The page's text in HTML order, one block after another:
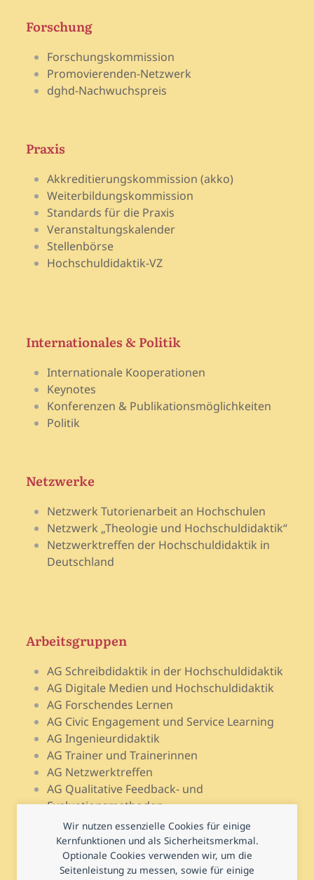
Wir nutzen essenzielle Cookies für einige
Kernfunktionen und als Sicherheitsmerkmal.
Optionale Cookies verwenden wir, um die
Seitenleistung zu messen, sowie für einige
Forschung
Forschungskommission
Promovierenden-Netzwerk
dghd-Nachwuchspreis
Praxis
Akkreditierungskommission (akko)
Weiterbildungskommission
Standards für die Praxis
Veranstaltungskalender
Stellenbörse
Hochschuldidaktik-VZ
Internationales & Politik
Internationale Kooperationen
Keynotes
Konferenzen & Publikationsmöglichkeiten
Politik
Netzwerke
Netzwerk Tutorienarbeit an Hochschulen
Netzwerk „Theologie und Hochschuldidaktik“
Netzwerktreffen der Hochschuldidaktik in
Deutschland
Arbeitsgruppen
AG Schreibdidaktik in der Hochschuldidaktik
AG Digitale Medien und Hochschuldidaktik
AG Forschendes Lernen
AG Civic Engagement und Service Learning
AG Ingenieurdidaktik
AG Trainer und Trainerinnen
AG Netzwerktreffen
AG Qualitative Feedback- und
Evaluationsmethoden
AG Open Teach Ware – Lehrportale
AG Psychologie und Lehr-Lern-Forschung
AG Prüfen und Prüfungsdidaktik
AG Hochschuldidaktische Regional- und